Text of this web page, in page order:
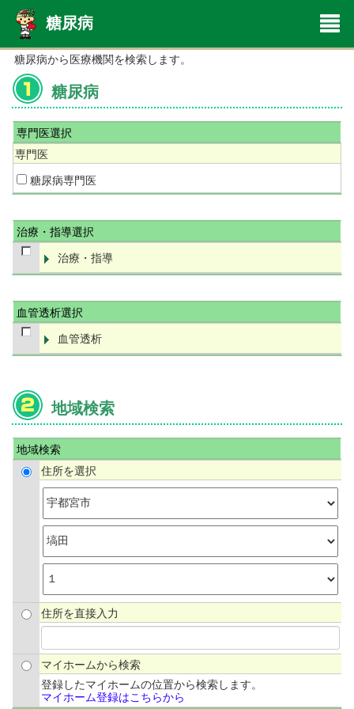
糖尿病
糖尿病から医療機関を検索します。
糖尿病
専門医選択
専門医
糖尿病専門医
治療・指導選択
治療・指導
血管透析選択
血管透析
地域検索
地域検索
住所を選択
住所を直接入力
マイホームから検索
登録したマイホームの位置から検索します。
マイホーム登録はこちらから